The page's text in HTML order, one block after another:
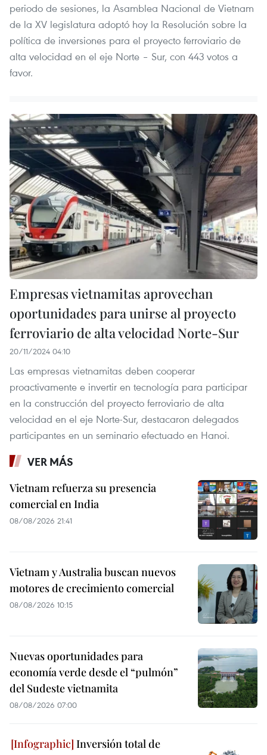
periodo de sesiones, la Asamblea Nacional de Vietnam
de la XV legislatura adoptó hoy la Resolución sobre la
política de inversiones para el proyecto ferroviario de
alta velocidad en el eje Norte – Sur, con 443 votos a
favor.
Empresas vietnamitas aprovechan
oportunidades para unirse al proyecto
ferroviario de alta velocidad Norte-Sur
20/11/2024 04:10
Las empresas vietnamitas deben cooperar
proactivamente e invertir en tecnología para participar
en la construcción del proyecto ferroviario de alta
velocidad en el eje Norte-Sur, destacaron delegados
participantes en un seminario efectuado en Hanoi.
VER MÁS
Vietnam refuerza su presencia
comercial en India
08/08/2026 21:41
Vietnam y Australia buscan nuevos
motores de crecimiento comercial
08/08/2026 10:15
Nuevas oportunidades para
economía verde desde el “pulmón”
del Sudeste vietnamita
08/08/2026 07:00
Inversión total de